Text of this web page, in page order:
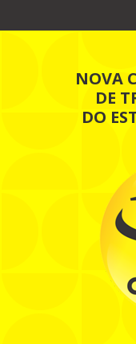
NOVA
DE
DO